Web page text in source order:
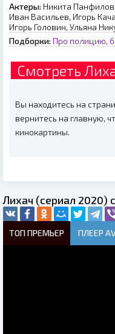
Актеры: Никита
Иван Васильев, Игорь
Игорь Головин, Ульяна
Подборки: Про полицию,
Смотреть
Вы находитесь на
вернитесь на главную,
кинокартины.
Лихач (сериал 2020)
ТОП ПРЕМЬЕР ПЛЕЕР